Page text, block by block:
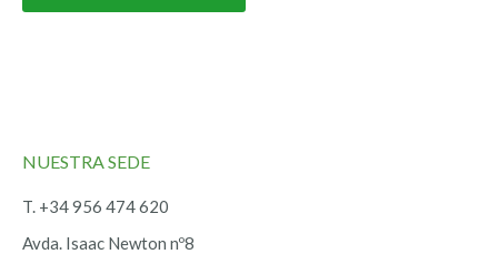
NUESTRA SEDE
T. +34 956 474 620
Avda. Isaac Newton nº8